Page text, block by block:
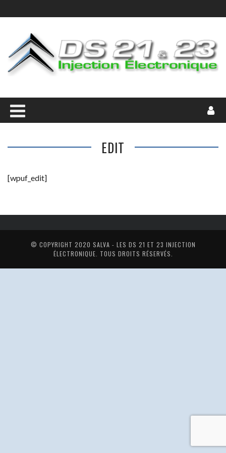
EDIT
[wpuf_edit]
© COPYRIGHT 2020 SALVA - LES DS 21 ET 23 INJECTION
ÉLECTRONIQUE . TOUS DROITS RÉSERVÉS.